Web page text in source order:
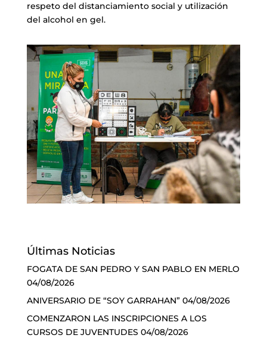
respeto del distanciamiento social y utilización
del alcohol en gel.
Últimas Noticias
FOGATA DE SAN PEDRO Y SAN PABLO EN MERLO
04/08/2026
ANIVERSARIO DE “SOY GARRAHAN” 04/08/2026
COMENZARON LAS INSCRIPCIONES A LOS
CURSOS DE JUVENTUDES 04/08/2026